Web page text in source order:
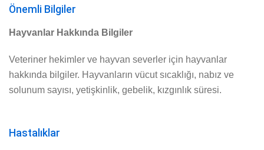
Önemli Bilgiler
Hayvanlar Hakkında Bilgiler
Veteriner hekimler ve hayvan severler için hayvanlar
hakkında bilgiler. Hayvanların vücut sıcaklığı, nabız ve
solunum sayısı, yetişkinlik, gebelik, kızgınlık süresi.
Hastalıklar